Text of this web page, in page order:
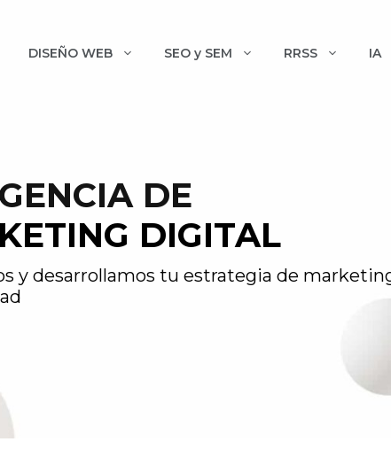
DISEÑO WEB SEO y SEM RRSS IA
DE
DIGITAL
y desarrollamos tu estrategia de